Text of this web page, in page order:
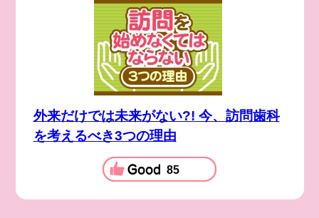
外来だけでは未来がない?! 今、訪問歯科
を考えるべき3つの理由
85